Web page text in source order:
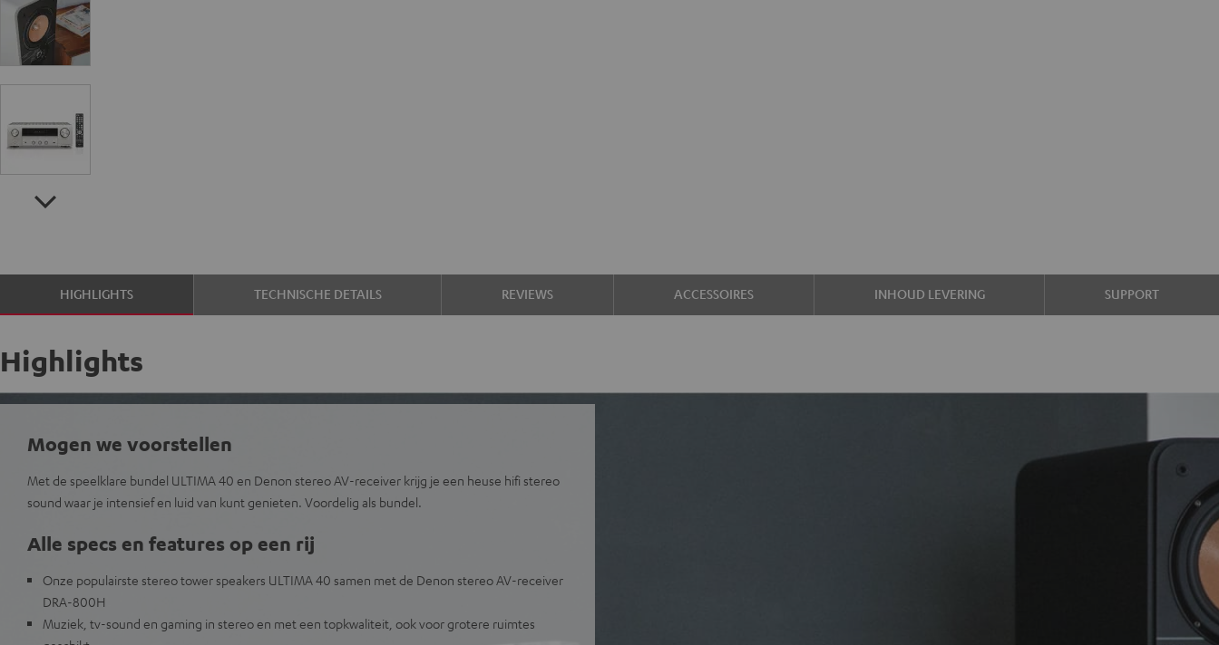
HIGHLIGHTS TECHNISCHE DETAILS REVIEWS ACCESSOIRES INHOUD LEVERING SUPPORT
Highlights
Mogen we voorstellen
Met de speelklare bundel ULTIMA 40 en Denon stereo AV-receiver krijg je een heuse hifi stereo
sound waar je intensief en luid van kunt genieten. Voordelig als bundel.
Alle specs en features op een rij
Onze populairste stereo tower speakers ULTIMA 40 samen met de Denon stereo AV-receiver
DRA-800H
Muziek, tv-sound en gaming in stereo en met een topkwaliteit, ook voor grotere ruimtes